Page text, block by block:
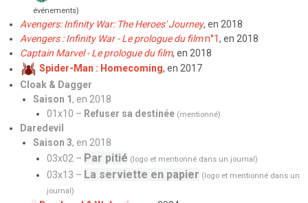
événements)
Avengers: Infinity War: The Heroes' Journey, en 2018
Avengers : Infinity War - Le prologue du filmn°1, en 2018
Captain Marvel - Le prologue du film, en 2018
Spider-Man : Homecoming, en 2017
Cloak & Dagger
Saison 1, en 2018
01x10 – Refuser sa destinée (mentionné)
Daredevil
Saison 3, en 2018
03x02 – Par pitié (logo et mentionné dans un journal)
03x13 – La serviette en papier (logo et mentionné dans un
journal)